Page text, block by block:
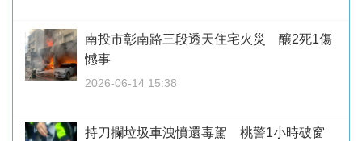
南投市彰南路三段透天住宅火災 釀2死1傷
憾事
2026-06-14 15:38
持刀攔垃圾車洩憤還毒駕 桃警1小時破窗